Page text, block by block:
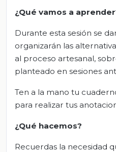
¿Qué vamos a
Durante esta sesión se
organizarán las
al proceso artesanal,
planteado en sesiones
Ten a la mano tu
para realizar tus
¿Qué hacemos?
Recuerdas la necesidad